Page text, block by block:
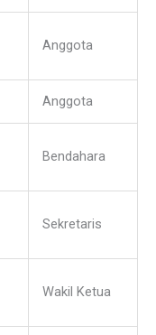
Anggota
Anggota
Bendahara
Sekretaris
Wakil Ketua